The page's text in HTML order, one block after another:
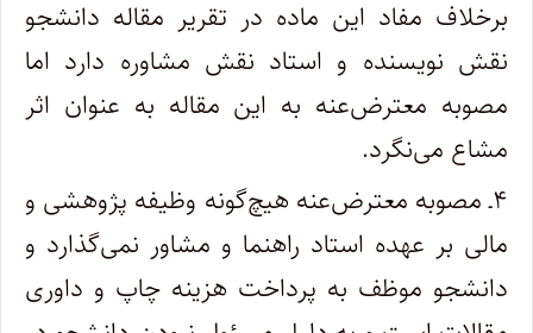
برخلاف مفاد این ماده در تقریر مقاله دانشجو
نقش نویسنده و استاد نقش مشاوره دارد اما
مصوبه معترض‌عنه به این مقاله به عنوان اثر
مشاع می‌نگرد.
۴ـ مصوبه معترض‌عنه هیچ‌گونه وظیفه پژوهشی و
مالی بر عهده استاد راهنما و مشاور نمی‌گذارد و
دانشجو موظف به پرداخت هزینه چاپ و داوری